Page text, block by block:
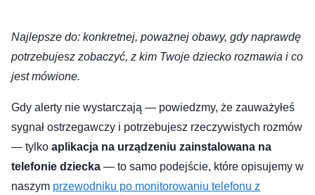
Najlepsze do: konkretnej, poważnej obawy, gdy naprawdę
potrzebujesz zobaczyć, z kim Twoje dziecko rozmawia i co
jest mówione.
Gdy alerty nie wystarczają — powiedzmy, że zauważyłeś
sygnał ostrzegawczy i potrzebujesz rzeczywistych rozmów
— tylko aplikacja na urządzeniu zainstalowana na
telefonie dziecka — to samo podejście, które opisujemy w
naszym przewodniku po monitorowaniu telefonu z